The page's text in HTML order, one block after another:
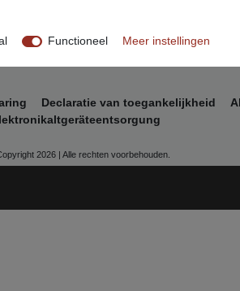
Declaratie van toegankelijkheid
2026 | Alle rechten voorbehouden.
Functioneel Meer instellingen